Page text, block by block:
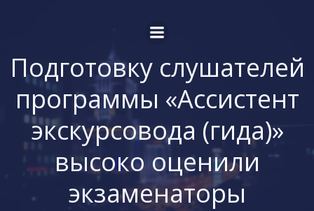
к
содержимому
Подготовку слушателей
программы «Ассистент
экскурсовода (гида)»
высоко оценили
экзаменаторы